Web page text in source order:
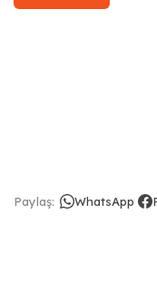
Paylaş: WhatsApp